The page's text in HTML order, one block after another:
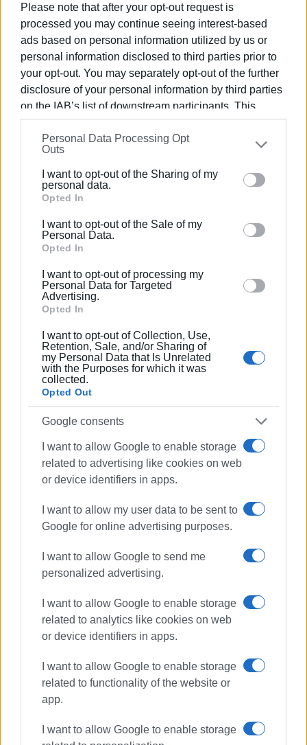
Please note that after your opt-out request is
processed you may continue seeing interest-based
ads based on personal information utilized by us or
personal information disclosed to third parties prior to
your opt-out. You may separately opt-out of the further
disclosure of your personal information by third parties
on the IAB’s list of downstream participants. This
information may also be disclosed by us to third parties
on theIAB’s List of Downstream Participants
that may
further disclose it to other third parties.
Please note that this website/app uses one or more
Google services and may gather and store information
behaviour. You may click to grant or deny consent to
Google and its third-party tags to use your data for
section.
Personal Data Processing Opt
Outs
I want to opt-out of the Sharing of my
personal data.
Opted In
I want to opt-out of the Sale of my
Personal Data.
Opted In
I want to opt-out of processing my
Personal Data for Targeted
Advertising.
Opted In
I want to opt-out of Collection, Use,
Retention, Sale, and/or Sharing of
my Personal Data that Is Unrelated
with the Purposes for which it was
collected.
Opted Out
Google consents
I want to allow Google to enable storage
related to advertising like cookies on web
or device identifiers in apps.
I want to allow my user data to be sent to
Google for online advertising purposes.
I want to allow Google to send me
personalized advertising.
I want to allow Google to enable storage
related to analytics like cookies on web
or device identifiers in apps.
I want to allow Google to enable storage
related to functionality of the website or
app.
I want to allow Google to enable storage
Ακολουθήστε το enimerosi στο Facebook
Συνδρομητές στο e-paper
Corfu Palace Σταχτοπούτα